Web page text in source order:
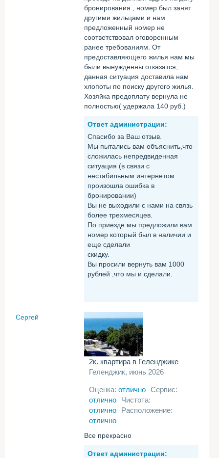
бронирования , номер был занят
другими жильцами и нам
предложенный номер не
соответствовал оговоренным
ранее требованиям. От
предоставляющего жилья нам мы
были вынужденны отказатся,
данная ситуация доставила нам
хлопоты по поиску другого жилья.
Хозяйка предоплату вернула не
полностью( удержала 140 руб.)
Ответ администрации:
Спасибо за Ваш отзыв.
Мы пытались вам объяснить,что
сложилась непредвиденная
ситуация (в связи с
нестабильным интернетом
произошла ошибка в
бронировании)
Вы не выходили с нами на связь
более трехмесяцев.
По приезде мы предложили вам
номер который был в наличии и
еще сделали
скидку.
Вы просили вернуть вам 1000
рублей ,что мы и сделали.
Сергей
2к. квартира в Геленджике
Геленджик, июнь 2026
Оценка: отлично Сервис:
отлично
Чистота:
отлично
Расположение:
отлично
Все прекрасно
Ответ администрации: